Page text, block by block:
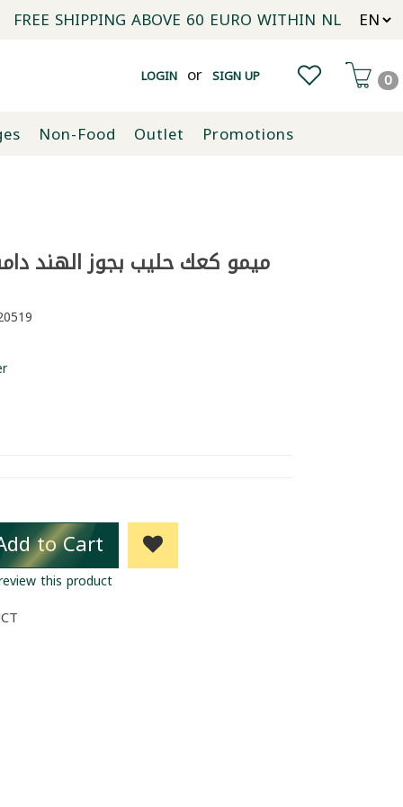
FREE SHIPPING ABOVE 60 EURO WITHIN NL
LOGIN or SIGN UP 0
Non-Food Outlet
Promotions
ميمو كعك حليب بجوز الهند
to Cart
this product